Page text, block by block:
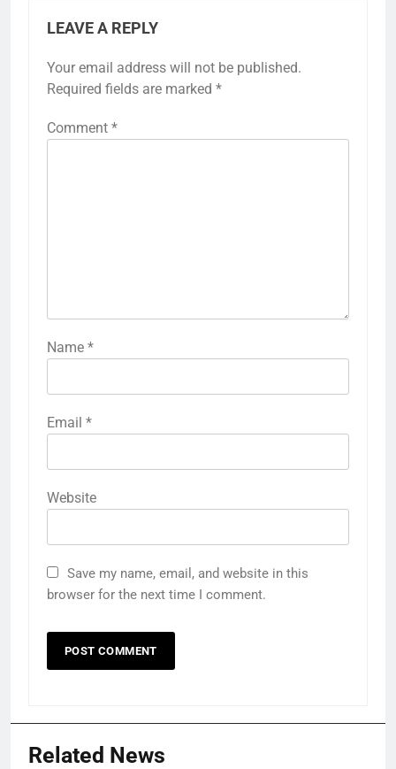
LEAVE A REPLY
Your email address will not be published.
Required fields are marked *
Comment *
Name *
Email *
Website
Save my name, email, and website in this
browser for the next time I comment.
Related News